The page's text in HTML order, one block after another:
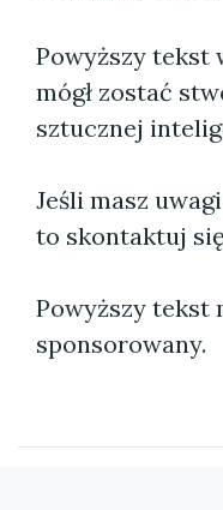
Powyższy tekst
mógł zostać
sztucznej
Jeśli masz
to skontaktuj
Powyższy tekst
sponsorowany.